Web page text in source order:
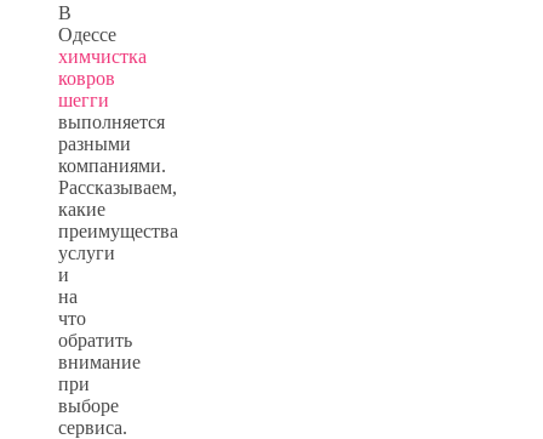
В
Одессе
химчистка
ковров
шегги
выполняется
разными
компаниями.
Рассказываем,
какие
преимущества
услуги
и
на
что
обратить
внимание
при
выборе
сервиса.